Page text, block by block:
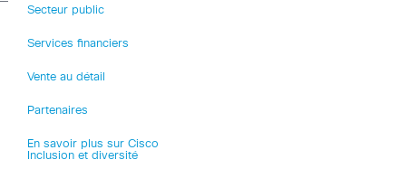
Secteur public
Services financiers
Vente au détail
Partenaires
En savoir plus sur Cisco
Inclusion et diversité